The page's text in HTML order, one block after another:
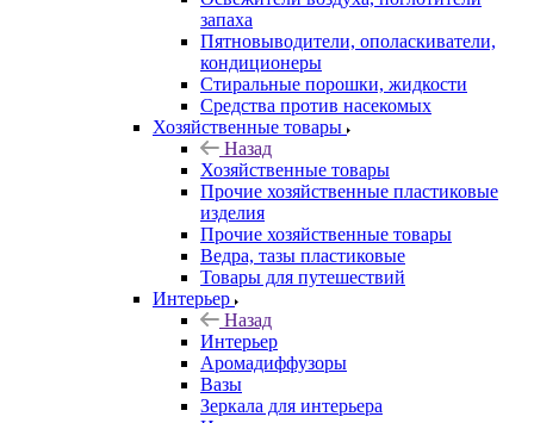
запаха
Пятновыводители, ополаскиватели,
кондиционеры
Стиральные порошки, жидкости
Средства против насекомых
Хозяйственные товары
Назад
Хозяйственные товары
Прочие хозяйственные пластиковые
изделия
Прочие хозяйственные товары
Ведра, тазы пластиковые
Товары для путешествий
Интерьер
Назад
Интерьер
Аромадиффузоры
Вазы
Зеркала для интерьера